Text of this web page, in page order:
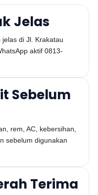
Jelas
di Jl. Krakatau
aktif 0813-
Sebelum
rem, AC, kebersihan,
sebelum digunakan
Terima